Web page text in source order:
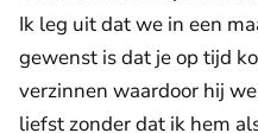
Ik leg uit dat we in een
gewenst is dat je op tijd
verzinnen waardoor hij
liefst zonder dat ik hem